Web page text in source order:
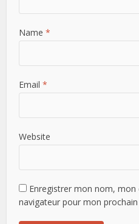
Name *
Email *
Website
Enregistrer mon nom,
navigateur pour mon